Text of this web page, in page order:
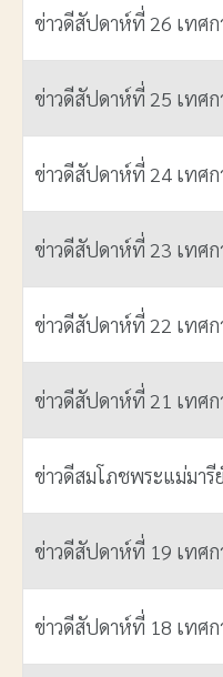
ข่าวดีสัปดาห์ที่ 26 เทศก
ข่าวดีสัปดาห์ที่ 25 เทศก
ข่าวดีสัปดาห์ที่ 24 เทศก
ข่าวดีสัปดาห์ที่ 23 เทศก
ข่าวดีสัปดาห์ที่ 22 เทศก
ข่าวดีสัปดาห์ที่ 21 เทศก
ข่าวดีสมโภชพระแม่มารี
ข่าวดีสัปดาห์ที่ 19 เทศก
ข่าวดีสัปดาห์ที่ 18 เทศก